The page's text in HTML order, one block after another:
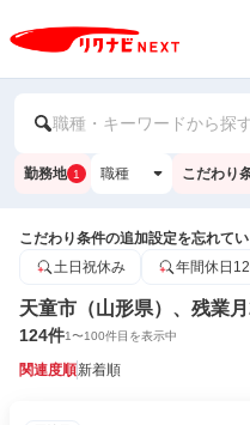
職種・キーワードから探
勤務地 1 職種 こだわり
こだわり条件の追加設定を忘れて
土日祝休み
年間休日
天童市（山形県）、残業
124件1〜100件目を表示中
関連度順新着順